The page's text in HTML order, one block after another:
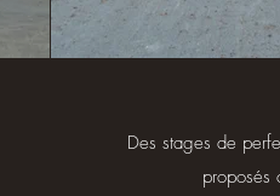
Des stages de
proposés